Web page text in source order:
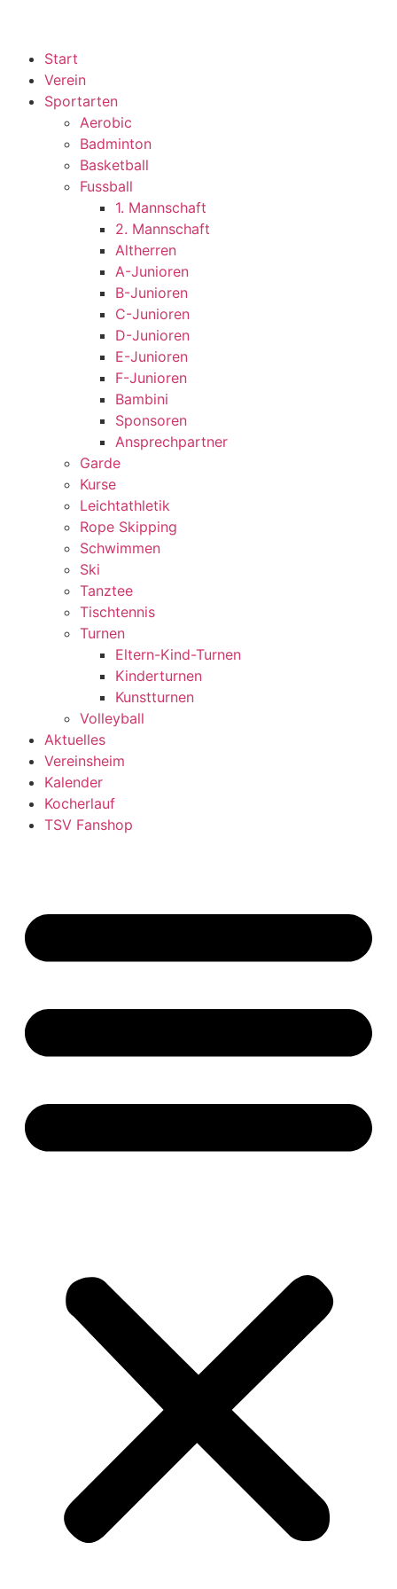
Start
Verein
Sportarten
Aerobic
Badminton
Basketball
Fussball
1. Mannschaft
2. Mannschaft
Altherren
A-Junioren
B-Junioren
C-Junioren
D-Junioren
E-Junioren
F-Junioren
Bambini
Sponsoren
Ansprechpartner
Garde
Kurse
Leichtathletik
Rope Skipping
Schwimmen
Ski
Tanztee
Tischtennis
Turnen
Eltern-Kind-Turnen
Kinderturnen
Kunstturnen
Volleyball
Aktuelles
Vereinsheim
Kalender
Kocherlauf
TSV Fanshop